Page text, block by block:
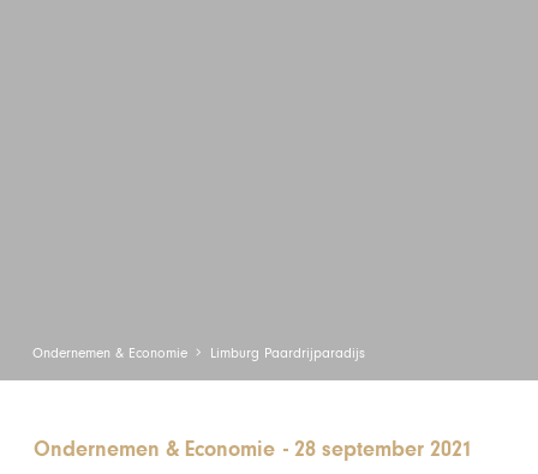
Ondernemen & Economie Limburg Paardrijparadijs
Ondernemen & Economie -28 september 2021